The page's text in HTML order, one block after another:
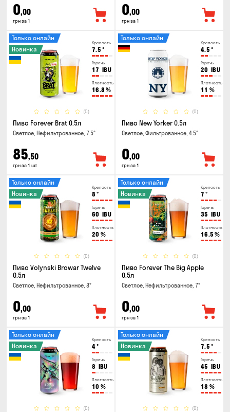
0,00
грн за 1
0,00
грн за 1
Крепость
7.5 °
Горечь
17 IBU
Плотность
16.8 %
(0)
Только онлайн
Новинка
Пиво Forever Brat 0.5л
Светлое, Нефильтрованное, 7.5°
85,50
грн за 1 шт
Крепость
4.5 °
Горечь
20 IBU
Плотность
11 %
(0)
Только онлайн
Пиво New Yorker 0.5л
Светлое, Фильтрованное, 4.5°
0,00
грн за 1
Крепость
8 °
Горечь
60 IBU
Плотность
20 %
(0)
Только онлайн
Новинка
Пиво Volynski Browar Twelve
0.5л
Светлое, Нефильтрованное, 8°
0,00
грн за 1
Крепость
7 °
Горечь
35 IBU
Плотность
16.5 %
(0)
Только онлайн
Новинка
Пиво Forever The Big Apple
0.5л
Светлое, Нефильтрованное, 7°
0,00
грн за 1
Крепость
4°
Горечь
8 IBU
Плотность
10 %
(0)
Только онлайн
Новинка
Крепость
7.5 °
Горечь
45 IBU
Плотность
18 %
(0)
Только онлайн
Новинка